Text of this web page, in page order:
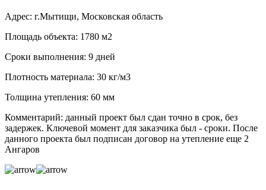
Адрес: г.Мытищи, Московская область
Площадь объекта: 1780 м2
Сроки выполнения: 9 дней
Плотность материала: 30 кг/м3
Толщина утепления: 60 мм
Комментарий: данный проект был сдан точно в срок, без
задержек. Ключевой момент для заказчика был - сроки. После
данного проекта был подписан договор на утепление еще 2
Ангаров